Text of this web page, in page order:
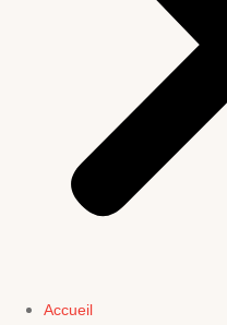
Accueil